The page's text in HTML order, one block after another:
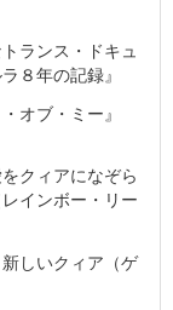
ランス・ドキュ
８年の記録』
オブ・ミー』
クィアになぞら
インボー・リー
しいクィア（ゲ